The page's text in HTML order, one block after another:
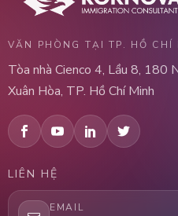
VĂN PHÒNG TẠI TP. HỒ CHÍ
Tòa nhà Cienco 4, Lầu 8, 180
Xuân Hòa, TP. Hồ Chí Minh
LIÊN HỆ
EMAIL